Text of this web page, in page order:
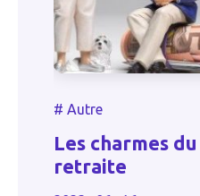
# Autre
Les charmes
retraite